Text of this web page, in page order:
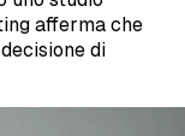
afferma che
di